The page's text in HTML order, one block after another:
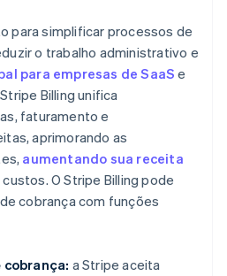
para simplificar processos de
o trabalho administrativo e
para empresas de SaaS e
Billing unifica
faturamento e
aprimorando as
aumentando sua receita
O Stripe Billing pode
cobrança com funções
cobrança: a Stripe aceita